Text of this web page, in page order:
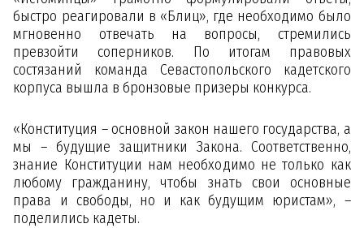
быстро реагировали в «Блиц», где необходимо было
мгновенно отвечать на вопросы, стремились
превзойти соперников. По итогам правовых
состязаний команда Севастопольского кадетского
корпуса вышла в бронзовые призеры конкурса.
«Конституция – основной закон нашего государства, а
мы – будущие защитники Закона. Соответственно,
знание Конституции нам необходимо не только как
любому гражданину, чтобы знать свои основные
права и свободы, но и как будущим юристам», –
поделились кадеты.